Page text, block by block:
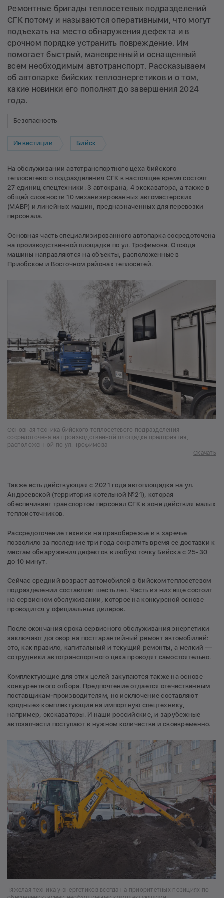
Ремонтные бригады теплосетевых подразделений
СГК потому и называются оперативными, что могут
подъехать на место обнаружения дефекта и в
срочном порядке устранить повреждение. Им
помогает быстрый, маневренный и оснащенный
всем необходимым автотранспорт. Рассказываем
об автопарке бийских теплоэнергетиков и о том,
какие новинки его пополнят до завершения 2024
года.
Безопасность
Инвестиции Бийск
На обслуживании автотранспортного цеха бийского
теплоcетевого подразделения СГК в настоящее время состоят
27 единиц спецтехники: 3 автокрана, 4 экскаватора, а также в
общей сложности 10 механизированных автомастерских
(МАВР) и линейных машин, предназначенных для перевозки
персонала.
Основная часть специализированного автопарка сосредоточена
на производственной площадке по ул. Трофимова. Отсюда
машины направляются на объекты, расположенные в
Приобском и Восточном районах теплосетей.
Основная техника бийского теплосетевого подразделения
сосредоточена на производственной площадке предприятия,
расположенной по ул. Трофимова
Скачать
Также есть действующая с 2021 года автоплощадка на ул.
Андреевской (территория котельной №21), которая
обеспечивает транспортом персонал СГК в зоне действия малых
теплоисточников.
Рассредоточение техники на правобережье и в заречье
позволило за последние три года сократить время ее доставки к
местам обнаружения дефектов в любую точку Бийска с 25-30
до 10 минут.
Сейчас средний возраст автомобилей в бийском теплосетевом
подразделении составляет шесть лет. Часть из них еще состоит
на сервисном обслуживании, которое на конкурсной основе
проводится у официальных дилеров.
После окончания срока сервисного обслуживания энергетики
заключают договор на постгарантийный ремонт автомобилей:
это, как правило, капитальный и текущий ремонты, а мелкий —
сотрудники автотранспортного цеха проводят самостоятельно.
Комплектующие для этих целей закупаются также на основе
конкурентного отбора. Предпочтение отдается отечественным
поставщикам-производителям, но исключение составляют
«родные» комплектующие на импортную спецтехнику,
например, экскаваторы. И наши российские, и зарубежные
автозапчасти поступают в нужном количестве и своевременно.
Тяжелая техника у энергетиков всегда на приоритетных позициях по